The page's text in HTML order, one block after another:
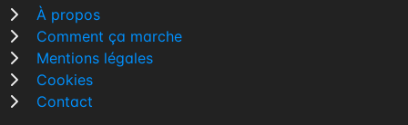
À propos
Comment ça marche
Mentions légales
Cookies
Contact